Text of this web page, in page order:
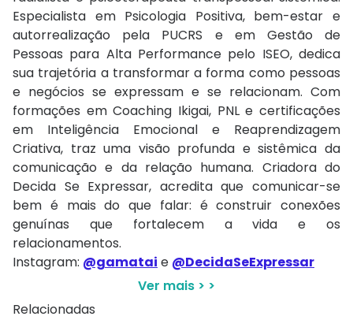
Especialista em Psicologia Positiva, bem-estar e
autorrealização pela PUCRS e em Gestão de
Pessoas para Alta Performance pelo ISEO, dedica
sua trajetória a transformar a forma como pessoas
e negócios se expressam e se relacionam. Com
formações em Coaching Ikigai, PNL e certificações
em Inteligência Emocional e Reaprendizagem
Criativa, traz uma visão profunda e sistêmica da
comunicação e da relação humana. Criadora do
Decida Se Expressar, acredita que comunicar-se
bem é mais do que falar: é construir conexões
genuínas que fortalecem a vida e os
relacionamentos.
Instagram: @gamatai e @DecidaSeExpressar
Ver mais > >
Relacionadas